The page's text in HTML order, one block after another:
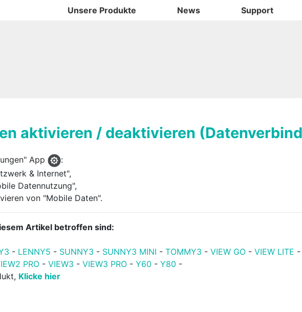
Unsere Produkte News Support
aktivieren / deaktivieren
App
:
& Internet",
Datennutzung",
von "Mobile Daten".
Artikel betroffen sind:
- LENNY5 - SUNNY3 - SUNNY3 MINI -TOMMY3 -VIEW GO -VIEW LITE
PRO -VIEW3 -VIEW3 PRO -Y60 -Y80 -
Klicke hier